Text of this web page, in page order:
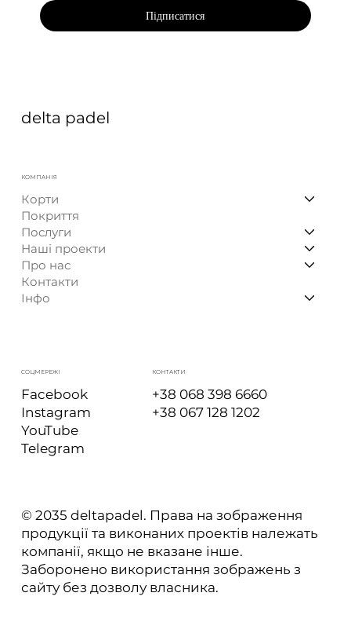
Підписатися
delta padel
КОМПАНІЯ
Корти
Покриття
Послуги
Наші проекти
Про нас
Контакти
Інфо
СОЦМЕРЕЖІ
Facebook
Instagram
YouTube
Telegram
КОНТАКТИ
+38 068 398 6660
+38 067 128 1202
© 2035 deltapadel. Права на зображення
продукції та виконаних проектів належать
компанії, якщо не вказане інше.
Заборонено використання зображень з
сайту без дозволу власника.